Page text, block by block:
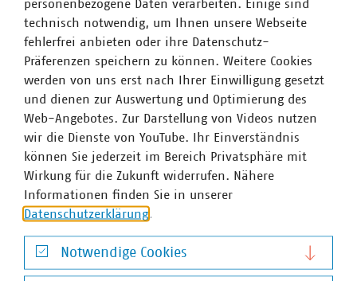
Jobbörsen sind. Alle ausgewählten Jobbörsen werden mit
einem grünen Haken markiert. Wenn Sie eine Jobbörse
doch nicht mehr auswählen möchten, klicken Sie einfach
auf den grünen Haken, um die Stellenbörse aus ihrer
Auswahl zu entfernen. Der Betrag im Warenkorb wird
sofort angepasst.
klicken Sie oben rechts auf den Button „Weiter“. Sie
gelangen in die Bestellübersicht.
Ansprechpartner
personenbezogene Daten verarbeiten. Einige sind
technisch notwendig, um Ihnen unsere Webseite
fehlerfrei anbieten oder ihre Datenschutz-
Präferenzen speichern zu können. Weitere Cookies
werden von uns erst nach Ihrer Einwilligung gesetzt
und dienen zur Auswertung und Optimierung des
Web-Angebotes. Zur Darstellung von Videos nutzen
wir die Dienste von YouTube. Ihr Einverständnis
können Sie jederzeit im Bereich Privatsphäre mit
Wirkung für die Zukunft widerrufen. Nähere
Informationen finden Sie in unserer
Datenschutzerklärung.
Notwendige Cookies
Notwendige Cookies